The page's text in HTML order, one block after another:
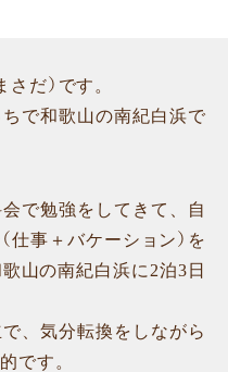
だ）です。
で和歌山の南紀白浜で
で勉強をしてきて、自
仕事＋バケーション）を
山の南紀白浜に2泊3日
、気分転換をしながら
です。